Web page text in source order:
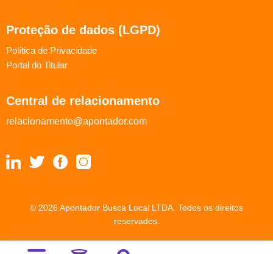
Proteção de dados (LGPD)
Política de Privacidade
Portal do Titular
Central de relacionamento
relacionamento@apontador.com
© 2026 Apontador Busca Local LTDA. Todos os direitos
reservados.